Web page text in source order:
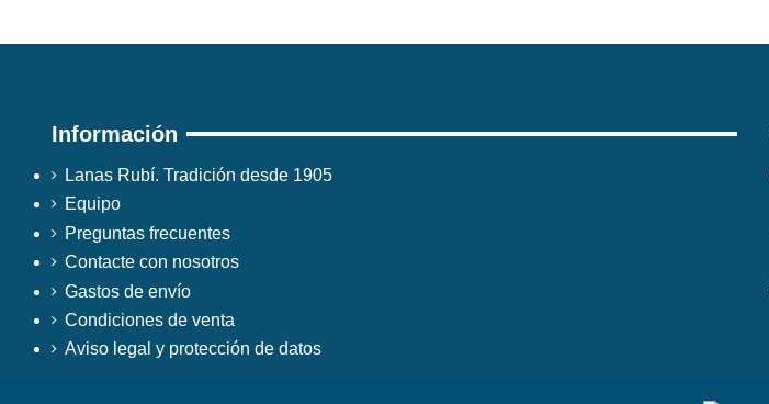
Información
Lanas Rubí. Tradición desde 1905
Equipo
Preguntas frecuentes
Contacte con nosotros
Gastos de envío
Condiciones de venta
Aviso legal y protección de datos